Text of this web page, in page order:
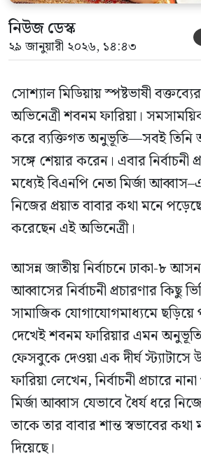
নিউজ ডেস্ক
২৯ জানুয়ারী ২০২৬, ১৪:৪৩
সোশ্যাল মিডিয়ায় স্পষ্টভাষী
অভিনেত্রী শবনম ফারিয়া।
করে ব্যক্তিগত অনুভূতি—সবই
সঙ্গে শেয়ার করেন। এবার নির্বাচনী
মধ্যেই বিএনপি নেতা মির্জা
নিজের প্রয়াত বাবার কথা মনে
করেছেন এই অভিনেত্রী।
আসন্ন জাতীয় নির্বাচনে ঢাকা-৮ আসন
আব্বাসের নির্বাচনী প্রচারণার কিছু
সামাজিক যোগাযোগমাধ্যমে
দেখেই শবনম ফারিয়ার এমন
ফেসবুকে দেওয়া এক দীর্ঘ স্ট্যাটাসে
ফারিয়া লেখেন, নির্বাচনী প্রচারে
মির্জা আব্বাস যেভাবে ধৈর্য ধরে
তাকে তার বাবার শান্ত স্বভাবের
দিয়েছে।